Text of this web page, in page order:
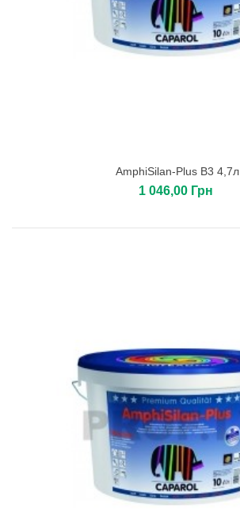
AmphiSilan-Plus B3 4,7л
1 046,00 Грн